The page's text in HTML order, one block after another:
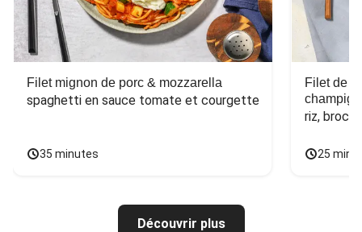
Filet mignon de porc & mozzarella
spaghetti en sauce tomate et courgette
35 minutes
Filet de
riz,
25
Découvrir plus